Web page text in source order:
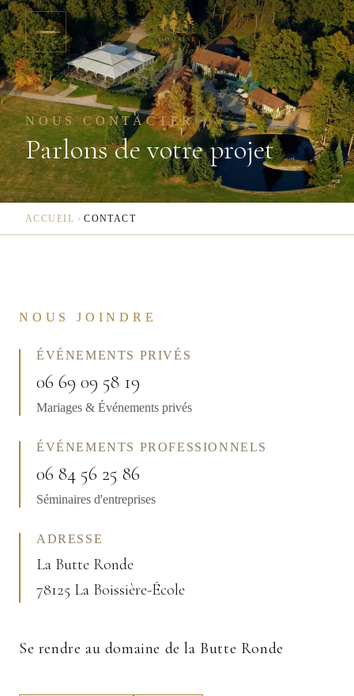
Aller au contenu
NOUS CONTACTER
Parlons de votre projet
ACCUEIL › CONTACT
NOUS JOINDRE
ÉVÉNEMENTS PRIVÉS
06 69 09 58 19
Mariages & Événements privés
ÉVÉNEMENTS PROFESSIONNELS
06 84 56 25 86
Séminaires d'entreprises
ADRESSE
La Butte Ronde
78125 La Boissière-École
Se rendre au domaine de la Butte Ronde